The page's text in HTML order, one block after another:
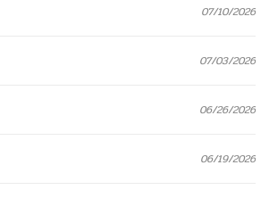
07/10/2026
07/03/2026
06/26/2026
06/19/2026